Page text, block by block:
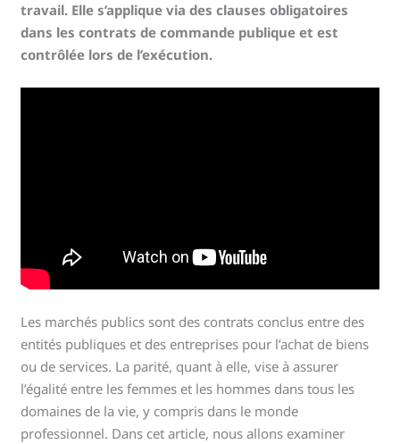
travail. Elle s’applique via des clauses obligatoires
dans les contrats de commande publique et est
contrôlée lors de l’exécution.
Les marchés publics sont des contrats conclus entre des
entités publiques et des entreprises pour l’achat de biens
ou de services. La parité, quant à elle, vise à assurer
l’égalité entre les femmes et les hommes dans tous les
domaines de la vie, y compris dans le monde
professionnel. Dans cet article, nous allons examiner